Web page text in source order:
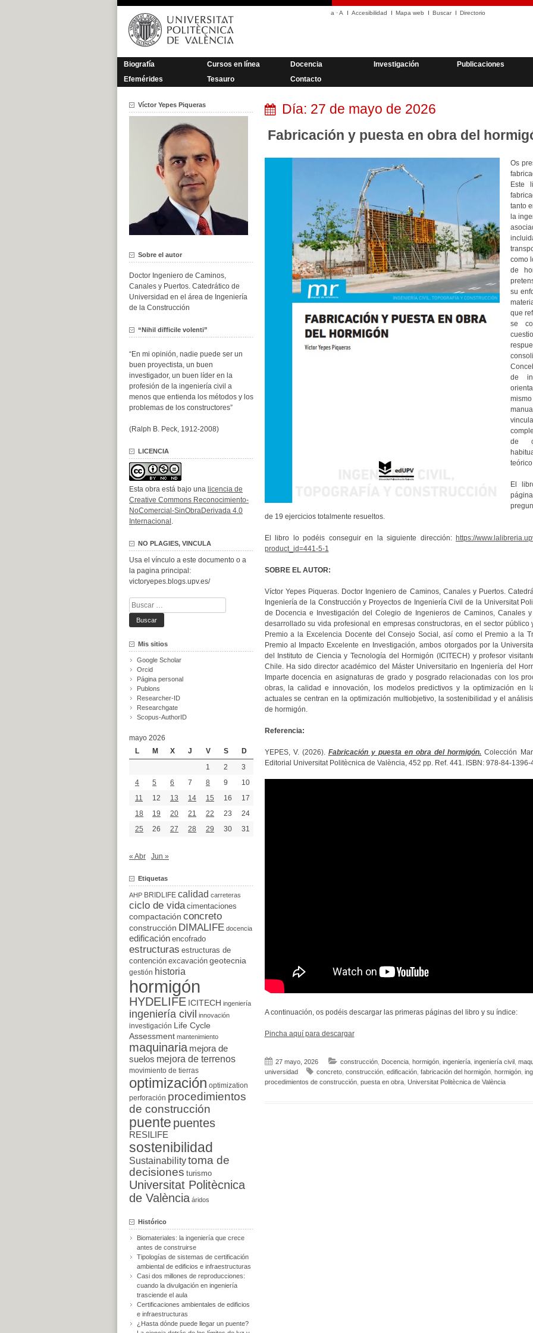
Saltar
contenido
a ·A Accesibilidad Mapa web Buscar Directorio
Biografía Cursos en línea Docencia Investigación Publicaciones
Efemérides
Tesauro Contacto
Día: 27 de mayo de 2026
Fabricación y puesta en obra del
Os
Este
tanto
la
como
de
su
que
se
de
de
El
de 19 ejercicios totalmente resueltos.
El libro lo podéis conseguir en la siguiente dirección: https://
product_id=441-5-1
SOBRE EL AUTOR:
Víctor Yepes Piqueras. Doctor Ingeniero de Caminos, Canales y Puertos.
Ingeniería de la Construcción y Proyectos de Ingeniería Civil de la Universitat
de Docencia e Investigación del Colegio de Ingenieros de Caminos, Canales
desarrollado su vida profesional en empresas constructoras, en el sector
Premio a la Excelencia Docente del Consejo Social, así como el Premio a la
Premio al Impacto Excelente en Investigación, ambos otorgados por la
del Instituto de Ciencia y Tecnología del Hormigón (ICITECH) y profesor
Chile. Ha sido director académico del Máster Universitario en Ingeniería del
Imparte docencia en asignaturas de grado y posgrado relacionadas con los
obras, la calidad e innovación, los modelos predictivos y la optimización en
actuales se centran en la optimización multiobjetivo, la sostenibilidad y el
de hormigón.
Referencia:
YEPES, V. (2026). Fabricación y puesta en obra del hormigón. Colección
Editorial Universitat Politècnica de València, 452 pp. Ref. 441. ISBN: 978-84-1396-
A continuación, os podéis descargar las primeras páginas del libro y su índice:
Pincha aquí para descargar
27 mayo, 2026 construcción, Docencia, hormigón, ingeniería, ingeniería civil
universidad
concreto, construcción, edificación, fabricación del hormigón, hormigón,
procedimientos de construcción, puesta en obra, Universitat Politècnica de València
Víctor Yepes Piqueras
Sobre el autor
Doctor Ingeniero de Caminos,
Canales y Puertos. Catedrático de
Universidad en el área de Ingeniería
de la Construcción
“Nihil difficile volenti”
“En mi opinión, nadie puede ser un
buen proyectista, un buen
investigador, un buen líder en la
profesión de la ingeniería civil a
menos que entienda los métodos y los
problemas de los constructores”
(Ralph B. Peck, 1912-2008)
LICENCIA
Esta obra está bajo una licencia de
Creative Commons Reconocimiento-
NoComercial-SinObraDerivada 4.0
Internacional .
NO PLAGIES, VINCULA
Usa el vínculo a este documento o a
la pagina principal:
victoryepes.blogs.upv.es/
Buscar:
Mis sitios
Google Scholar
Orcid
Página personal
Publons
Researcher-ID
Researchgate
Scopus-AuthorID
mayo 2026
L
M X J V S
D
1
2
3
4
5 6 7 8 9
10
11
12 13 14 15 16
17
18
19 20 21 22 23
24
25
26 27 28 29 30 31
« Abr Jun »
Etiquetas
AHP BRIDLIFE calidad carreteras
ciclo de vida cimentaciones
compactación concreto
construcción DIMALIFE docencia
edificación encofrado
estructuras estructuras de
contención excavación geotecnia
gestión historia
hormigón
HYDELIFE ICITECH ingeniería
ingeniería civil innovación
investigación
Life Cycle
Assessment mantenimiento
maquinaria mejora de
suelos mejora de terrenos
movimiento de tierras
optimización optimization
perforación procedimientos
de construcción
puente puentes
RESILIFE
sostenibilidad
Sustainabilitytoma de
decisiones turismo
Universitat Politècnica
de València áridos
Histórico
Biomateriales: la ingeniería que crece
antes de construirse
Tipologías de sistemas de certificación
ambiental de edificios e infraestructuras
Casi dos millones de reproducciones:
cuando la divulgación en ingeniería
trasciende el aula
Certificaciones ambientales de edificios
e infraestructuras
¿Hasta dónde puede llegar un puente?